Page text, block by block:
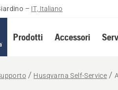
– IT, Italiano
Prodotti Accessori
Husqvarna Self-Service